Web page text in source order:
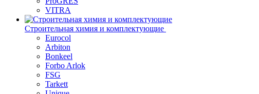
VITRA
Строительная химия и комплектующие
Eurocol
Arbiton
Bonkeel
Forbo Arlok
FSG
Tarkett